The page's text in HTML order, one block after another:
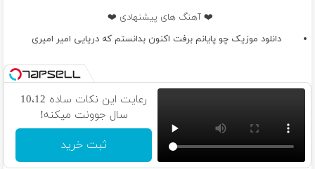
❤️ آهنگ های پیشنهادی ❤️
دانلود موزیک چو پایانم برفت اکنون بدانستم که دریایی امیر امیری
رعایت این نکات ساده 10،12
سال جوونت میکنه!
ثبت خرید